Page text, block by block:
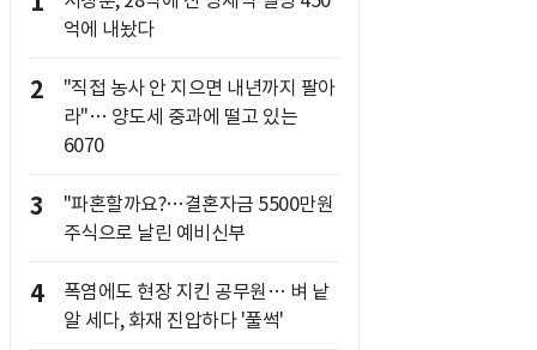
억에 내놨다
2
"직접 농사 안 지으면 내년까지 팔아
라"… 양도세 중과에 떨고 있는
6070
3
"파혼할까요?…결혼자금 5500만원
주식으로 날린 예비신부
4
폭염에도 현장 지킨 공무원… 벼 낱
알 세다, 화재 진압하다 '풀썩'